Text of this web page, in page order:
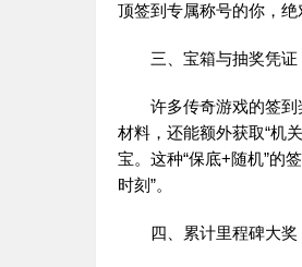
顶签到专属称号的你，绝
三、宝箱与抽奖凭证
许多传奇游戏的签到奖
材料，还能额外获取“机
宝。这种“保底+随机”的
时刻”。
四、累计里程碑大奖